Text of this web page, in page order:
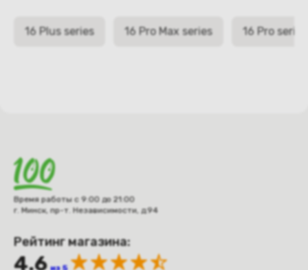
16 Plus series 16 Pro Max series 16 Pro series
Время работы с 9:00 до 21:00
г. Минск, пр-т. Независимости, д.94
Рейтинг магазина:
4.6 из 5